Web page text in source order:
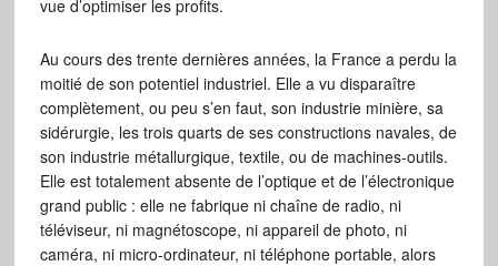
vue d’optimiser les profits.
Au cours des trente dernières années, la France a perdu la
moitié de son potentiel industriel. Elle a vu disparaître
complètement, ou peu s’en faut, son industrie minière, sa
sidérurgie, les trois quarts de ses constructions navales, de
son industrie métallurgique, textile, ou de machines-outils.
Elle est totalement absente de l’optique et de l’électronique
grand public : elle ne fabrique ni chaîne de radio, ni
téléviseur, ni magnétoscope, ni appareil de photo, ni
caméra, ni micro-ordinateur, ni téléphone portable, alors